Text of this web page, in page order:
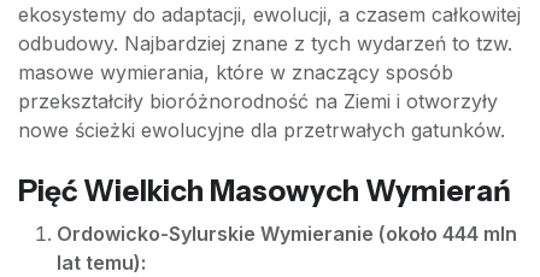
ekosystemy do adaptacji, ewolucji, a czasem całkowitej
odbudowy. Najbardziej znane z tych wydarzeń to tzw.
masowe wymierania, które w znaczący sposób
przekształciły bioróżnorodność na Ziemi i otworzyły
nowe ścieżki ewolucyjne dla przetrwałych gatunków.
Pięć Wielkich Masowych Wymierań
Ordowicko-Sylurskie Wymieranie (około 444 mln
lat temu):